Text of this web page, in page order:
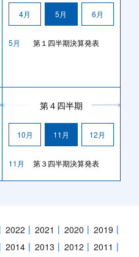
4月 5月 6月
5月 第１四半期決算発表
第４四半期
10月 11月 12月
11月 第３四半期決算発表
2022 2021 2020
2019
2014 2013 2012
2011